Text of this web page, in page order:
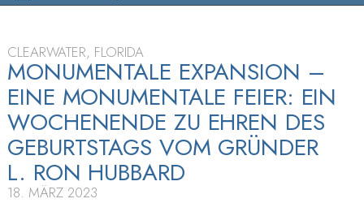
CLEARWATER, FLORIDA
MONUMENTALE EXPANSION –
EINE MONUMENTALE FEIER: EIN
WOCHENENDE ZU EHREN DES
GEBURTSTAGS VOM GRÜNDER
L. RON HUBBARD
18. MÄRZ 2023